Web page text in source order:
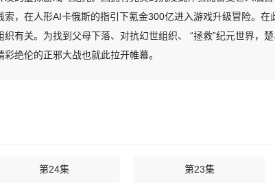
索，在人形AI卡俄斯的指引下氪金300亿进入游戏升级冒险。
织有关。为找到父母下落、对抗幻世组织、 “拯救”纪元世界，
绝伦的正邪大战也就此拉开帷幕。
第24集 第23集